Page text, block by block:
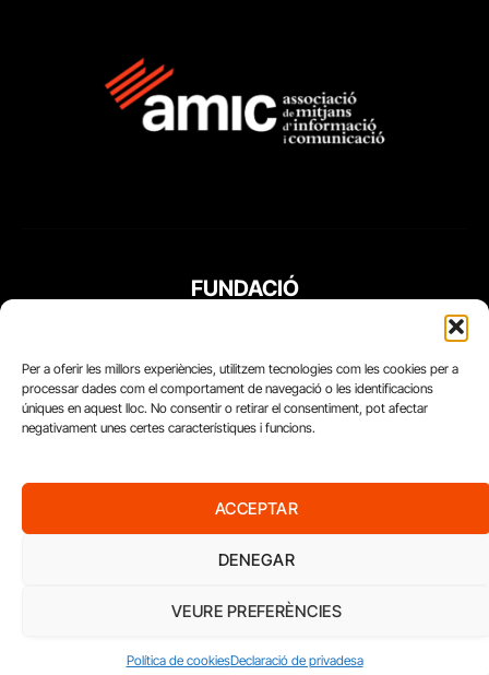
Per a oferir les millors experiències, utilitzem tecnologies com les cookies per a
processar dades com el comportament de navegació o les identificacions
úniques en aquest lloc. No consentir o retirar el consentiment, pot afectar
negativament unes certes característiques i funcions.
ACCEPTAR
DENEGAR
VEURE PREFERÈNCIES
Política de cookiesDeclaració de privadesa
FUNDACIÓ